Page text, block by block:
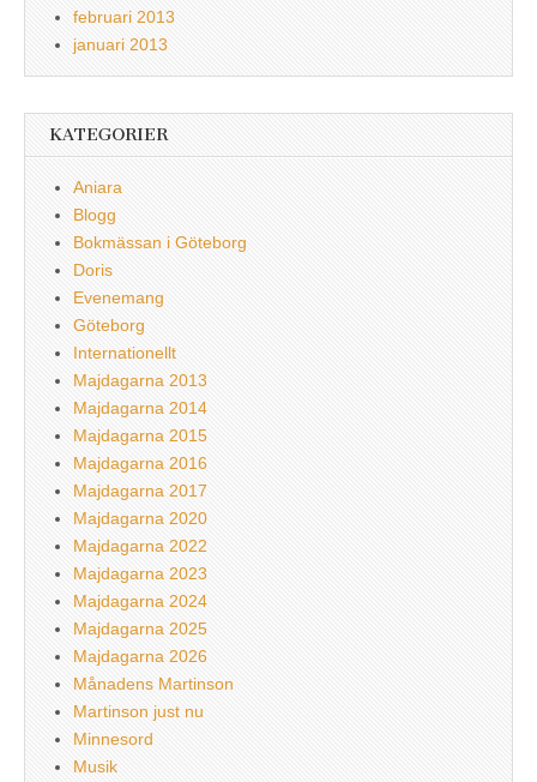
februari 2013
januari 2013
KATEGORIER
Aniara
Blogg
Bokmässan i Göteborg
Doris
Evenemang
Göteborg
Internationellt
Majdagarna 2013
Majdagarna 2014
Majdagarna 2015
Majdagarna 2016
Majdagarna 2017
Majdagarna 2020
Majdagarna 2022
Majdagarna 2023
Majdagarna 2024
Majdagarna 2025
Majdagarna 2026
Månadens Martinson
Martinson just nu
Minnesord
Musik